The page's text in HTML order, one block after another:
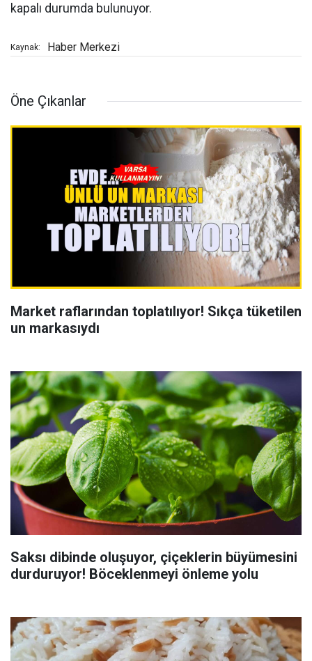
kapalı durumda bulunuyor.
Kaynak: Haber Merkezi
Öne Çıkanlar
Market raflarından toplatılıyor! Sıkça tüketilen
un markasıydı
Saksı dibinde oluşuyor, çiçeklerin büyümesini
durduruyor! Böceklenmeyi önleme yolu